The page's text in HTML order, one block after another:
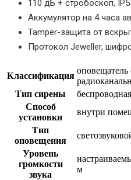
110 дБ + стробоскоп,
Аккумулятор на 4 часа
Tamper-защита от
Протокол Jeweller,
Классификация
оповещатель
Тип сирены
беспроводная
Способ
установки
внутри
Тип
оповещения
Уровень
громкости
звука
м